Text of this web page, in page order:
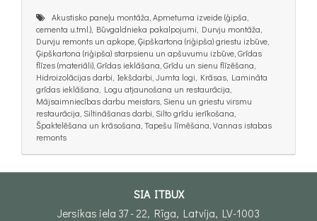
Akustisko paneļu montāža, Apmetuma izveide (ģipša,
cementa u.tml.), Būvgaldnieka pakalpojumi, Durvju montāža,
Durvju remonts un apkope, Ģipškartona (riģipša) griestu izbūve,
Ģipškartona (riģipša) starpsienu un apšuvumu izbūve, Grīdas
flīzes (materiāli), Grīdas ieklāšana, Grīdu un sienu flīzēšana,
Hidroizolācijas darbi, Iekšdarbi, Jumta logi, Krāsas, Lamināta
grīdas ieklāšana, Logu atjaunošana un restaurācija,
Mājsaimniecības darbu meistars, Sienu un griestu virsmu
restaurācija, Siltināšanas darbi, Silto grīdu ierīkošana,
Špaktelēšana un krāsošana, Tapešu līmēšana, Vannas istabas
remonts
SIA ITBUX
Jersikas iela 37 - 22, Rīga, Latvija, LV-1003